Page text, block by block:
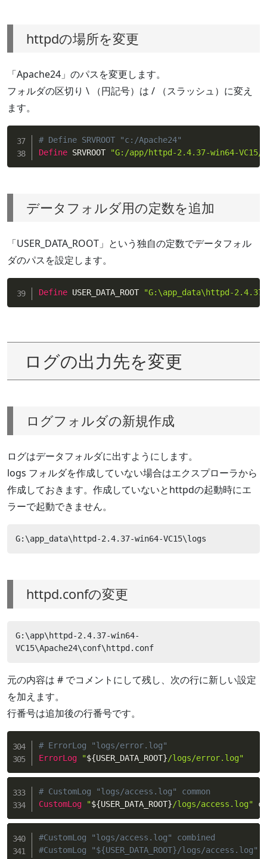
httpdの場所を変更
「Apache24」のパスを変更します。
フォルダの区切り \ （円記号）は / （スラッシュ）に変え
ます。
# Define SRVROOT "c:/Apache24"
Define SRVROOT "G:/app/httpd-2.4.37-win64-VC15/
データフォルダ用の定数を追加
「USER_DATA_ROOT」という独自の定数でデータフォル
ダのパスを設定します。
Define USER_DATA_ROOT "G:\app_data\httpd-2.4.37-
ログの出力先を変更
ログフォルダの新規作成
ログはデータフォルダに出すようにします。
logs フォルダを作成していない場合はエクスプローラから
作成しておきます。作成していないとhttpdの起動時にエ
ラーで起動できません。
G:\app_data\httpd-2.4.37-win64-VC15\logs
httpd.confの変更
G:\app\httpd-2.4.37-win64-
VC15\Apache24\conf\httpd.conf
元の内容は # でコメントにして残し、次の行に新しい設定
を加えます。
行番号は追加後の行番号です。
# ErrorLog "logs/error.log"
ErrorLog
"${USER_DATA_ROOT}/logs/error.log"
# CustomLog "logs/access.log" common
CustomLog
"${USER_DATA_ROOT}/logs/access.log"
#CustomLog "logs/access.log" combined
#CustomLog "${USER_DATA_ROOT}/logs/access.log"